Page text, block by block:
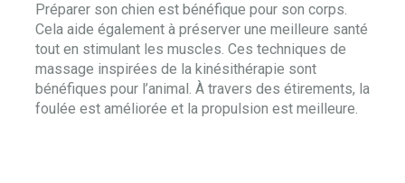
Préparer son chien est bénéfique pour son corps.
Cela aide également à préserver une meilleure santé
tout en stimulant les muscles. Ces techniques de
massage inspirées de la kinésithérapie sont
bénéfiques pour l’animal. À travers des étirements, la
foulée est améliorée et la propulsion est meilleure.